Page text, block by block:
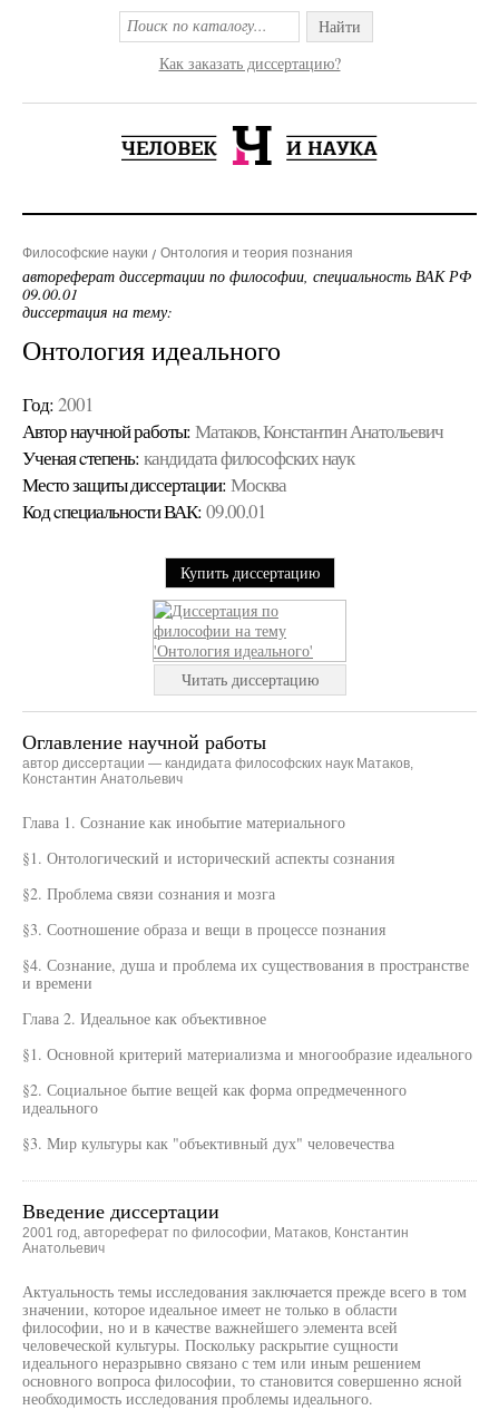
Найти
Как заказать диссертацию?
Философские науки Онтология и теория познания
автореферат диссертации по философии, специальность ВАК РФ
09.00.01
диссертация на тему:
Онтология идеального
Год: 2001
Автор научной работы: Матаков, Константин Анатольевич
Ученая cтепень: кандидата философских наук
Место защиты диссертации: Москва
Код cпециальности ВАК: 09.00.01
Купить диссертацию
Читать диссертацию
Оглавление научной работы
автор диссертации — кандидата философских наук Матаков,
Константин Анатольевич
Глава 1. Сознание как инобытие материального
§1. Онтологический и исторический аспекты сознания
§2. Проблема связи сознания и мозга
§3. Соотношение образа и вещи в процессе познания
§4. Сознание, душа и проблема их существования в пространстве
и времени
Глава 2. Идеальное как объективное
§1. Основной критерий материализма и многообразие идеального
§2. Социальное бытие вещей как форма опредмеченного
идеального
§3. Мир культуры как "объективный дух" человечества
Введение диссертации
2001 год, автореферат по философии, Матаков, Константин
Анатольевич
Актуальность темы исследования заключается прежде всего в том
значении, которое идеальное имеет не только в области
философии, но и в качестве важнейшего элемента всей
человеческой культуры. Поскольку раскрытие сущности
идеального неразрывно связано с тем или иным решением
основного вопроса философии, то становится совершенно ясной
необходимость исследования проблемы идеального.